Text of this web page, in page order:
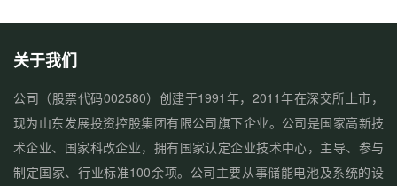
关于我们
公司（股票代码002580）创建于1991年，2011年在深交所上市，
现为山东发展投资控股集团有限公司旗下企业。公司是国家高新技
术企业、国家科改企业，拥有国家认定企业技术中心，主导、参与
制定国家、行业标准100余项。公司主要从事储能电池及系统的设